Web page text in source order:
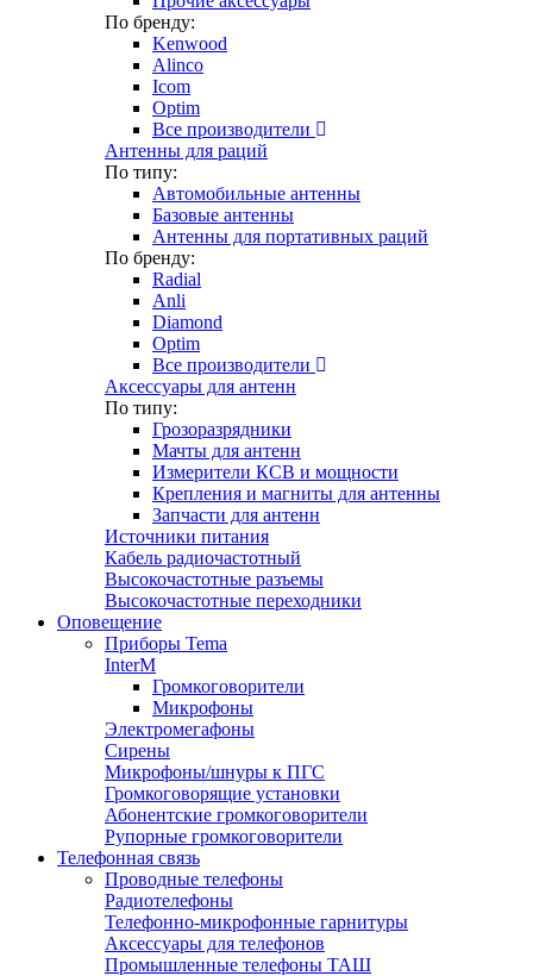
По бренду:
Kenwood
Alinco
Icom
Optim
Все производители
Антенны для раций
По типу:
Автомобильные антенны
Базовые антенны
Антенны для портативных раций
По бренду:
Radial
Anli
Diamond
Optim
Все производители
Аксессуары для антенн
По типу:
Грозоразрядники
Мачты для антенн
Измерители КСВ и мощности
Крепления и магниты для антенны
Запчасти для антенн
Источники питания
Кабель радиочастотный
Высокочастотные разъемы
Высокочастотные переходники
Оповещение
Приборы Tema
InterM
Громкоговорители
Микрофоны
Электромегафоны
Сирены
Микрофоны/шнуры к ПГС
Громкоговорящие установки
Абонентские громкоговорители
Рупорные громкоговорители
Телефонная связь
Проводные телефоны
Радиотелефоны
Телефонно-микрофонные гарнитуры
Аксессуары для телефонов
Промышленные телефоны ТАШ